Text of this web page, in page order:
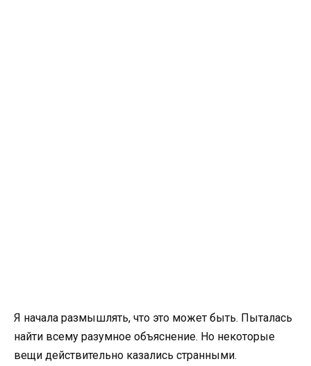
Я начала размышлять, что это может быть. Пыталась
найти всему разумное объяснение. Но некоторые
вещи действительно казались странными.